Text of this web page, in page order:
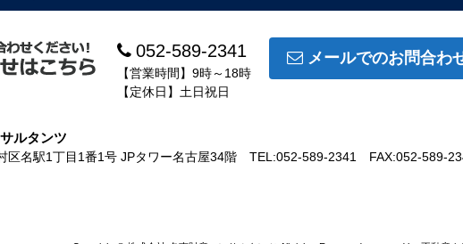
052-589-2341
【営業時間】9時～18時
【定休日】土日祝日
メールでのお問合わ
ルタンツ
区名駅1丁目1番1号 JPタワー名古屋34階 TEL:052-589-2341 FAX:052-589-